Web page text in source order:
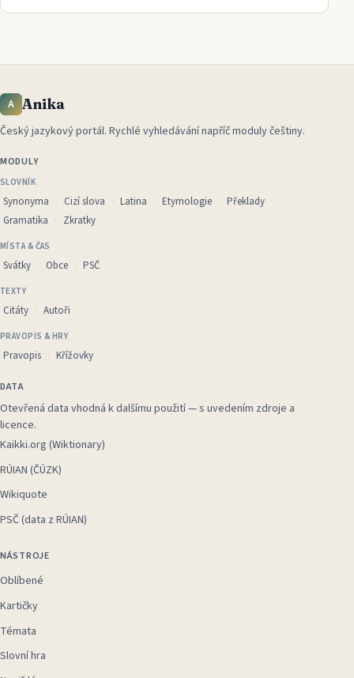
A Anika
Český jazykový portál. Rychlé vyhledávání napříč moduly češtiny.
MODULY
SLOVNÍK
Synonyma Cizí slova Latina Etymologie
Překlady
Gramatika
Zkratky
MÍSTA & ČAS
Svátky Obce PSČ
TEXTY
Citáty Autoři
PRAVOPIS & HRY
Pravopis Křížovky
DATA
Otevřená data vhodná k dalšímu použití — s uvedením zdroje a
licence.
Kaikki.org (Wiktionary)
RÚIAN (ČÚZK)
Wikiquote
PSČ (data z RÚIAN)
NÁSTROJE
Oblíbené
Kartičky
Témata
Slovní hra